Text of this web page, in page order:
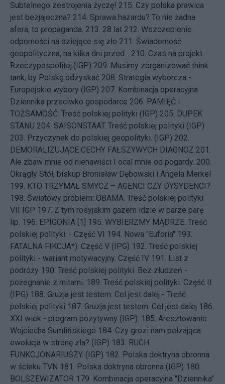
Subtelnego zestrojenia życzę! 215. Czy polska prawica
jest bezjajeczna? 214. Sprawa hazardu? To nie żadna
afera, to propaganda. 213. 28 lat 212. Wszczepienie
odporności na dziejące się zło 211. Świadomość
geopolityczna, na kilka dni przed... 210. Czas na projekt
Rzeczypospolitej.(IGP) 209. Musimy zorganizować think
tank, by Polskę odzyskać 208. Strategia wyborcza -
Europejskie wybory (IGP) 207. Kombinacja operacyjna
Dziennika przeciwko gospodarce 206. PAMIĘĆ i
TOŻSAMOŚĆ. Treść polskiej polityki (IGP) 205. DUPEK
STANU 204. SAISONSTAAT. Treść polskiej polityki (IGP)
203. Przyczynek do polskiej geopolityki. (IGP) 202.
DEMORALIZUJĄCE CECHY FAŁSZYWYCH DIAGNOZ 201.
Ale zbaw mnie od nienawiści I ocal mnie od pogardy. 200.
Okrągły Stół, biskup Bronisław Dębowski i Angela Merkel
199. KTO TRZYMAŁ SMYCZ – AGENCI CZY DYSYDENCI?
198. Światowy problem: OBAMA. Treść polskiej polityki
VII IGP 197. Z tym rosyjskim gazem idzie w parze parę
lip. 196. EPIGONIA [1] 195. WYBIERZMY MĄDRZE. Treść
polskiej polityki. - Część VI 194. Nowa "Euforia" 193.
FATALNA FIKCJA*). Część V (IPG) 192. Treść polskiej
polityki - wariant motywacyjny. Część IV 191. List z
podróży 190. Treść polskiej polityki. Bez złudzeń -
pożegnanie z mitami. 189. Treść polskiej polityki. Część II
(IPG) 188. Gruzja jest testem. Cel jest dalej - Treść
polskiej polityki 187. Gruzja jest testem. Cel jest dalej 186.
XXI wiek - program pozytywny (IGP). 185. Aresztowanie
Wojciecha Sumlińskiego 184. Czy grozi nam pełzająca
ewolucja w stronę zła? (IGP) 183. RUCH
FUNKCJONARIUSZY. (IGP) 182. Polska doktryna obronna
w ścieku TVN 181. Polska doktryna obronna (IGP) 180.
BOLSZEWIZATOR 179. Kombinacja operacyjna "Dziennika"